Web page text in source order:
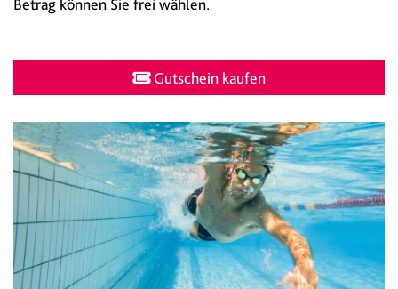
Betrag können Sie frei wählen.
Gutschein kaufen